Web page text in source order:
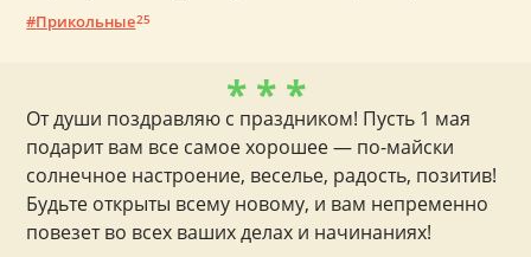
Прикольные25
* * *
От души поздравляю с праздником! Пусть 1 мая
подарит вам все самое хорошее — по-майски
солнечное настроение, веселье, радость, позитив!
Будьте открыты всему новому, и вам непременно
повезет во всех ваших делах и начинаниях!